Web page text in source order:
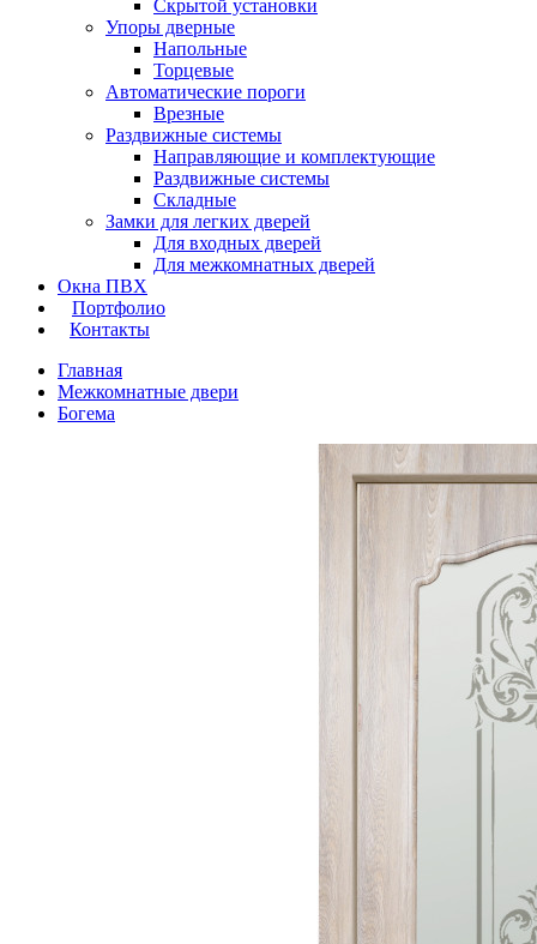
Скрытой установки
Упоры дверные
Напольные
Торцевые
Автоматические пороги
Врезные
Раздвижные системы
Направляющие и комплектующие
Раздвижные системы
Складные
Замки для легких дверей
Для входных дверей
Для межкомнатных дверей
Окна ПВХ
Портфолио
Контакты
Главная
Межкомнатные двери
Богема